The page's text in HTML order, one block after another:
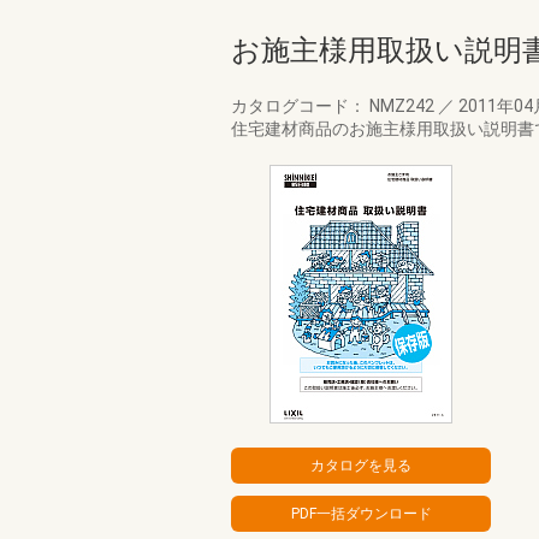
お施主様用取扱い説明
カタログコード： NMZ242 ／ 2011年04
住宅建材商品のお施主様用取扱い説明書